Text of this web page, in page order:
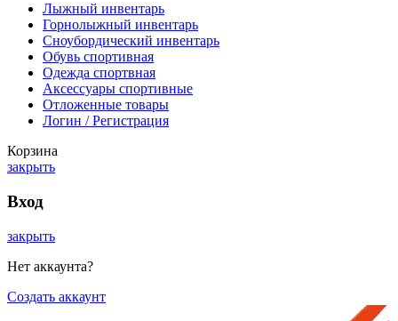
Лыжный инвентарь
Горнолыжный инвентарь
Сноубордический инвентарь
Обувь спортивная
Одежда спортвная
Аксессуары спортивные
Отложенные товары
Логин / Регистрация
Корзина
закрыть
Вход
закрыть
Нет аккаунта?
Создать аккаунт